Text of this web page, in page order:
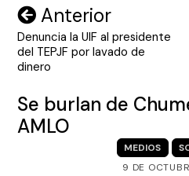
Navegación
de
entradas
Anterior
Denuncia la UIF al presidente
del TEPJF por lavado de
dinero
Se burlan de
AMLO
MEDIOS
9 DE